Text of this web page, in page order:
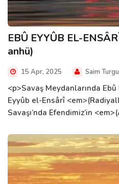
EBÛ EYYÛB EL-
anhü)
15 Apr, 2025 Saim
<p>Savaş Meydanlarında
Eyyûb el-Ensârî
Savaşı’nda Efendimiz’in